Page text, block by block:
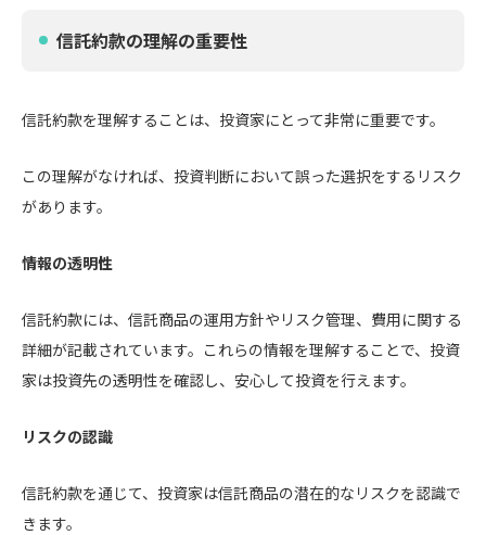
信託約款の理解の重要性
信託約款を理解することは、投資家にとって非常に重要です。
この理解がなければ、投資判断において誤った選択をするリスク
があります。
情報の透明性
信託約款には、信託商品の運用方針やリスク管理、費用に関する
詳細が記載されています。これらの情報を理解することで、投資
家は投資先の透明性を確認し、安心して投資を行えます。
リスクの認識
信託約款を通じて、投資家は信託商品の潜在的なリスクを認識で
きます。